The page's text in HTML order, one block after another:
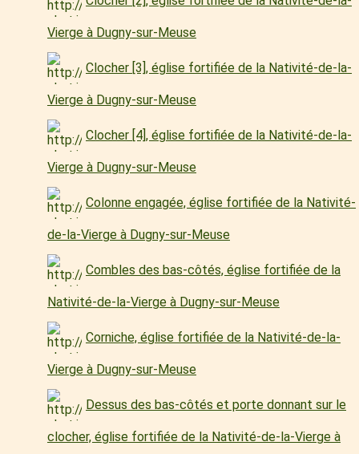
Vierge à Dugny-sur-Meuse
Clocher [3], église fortifiée de la Nativité-de-la-
Vierge à Dugny-sur-Meuse
Clocher [4], église fortifiée de la Nativité-de-la-
Vierge à Dugny-sur-Meuse
Colonne engagée, église fortifiée de la Nativité-
de-la-Vierge à Dugny-sur-Meuse
Combles des bas-côtés, église fortifiée de la
Nativité-de-la-Vierge à Dugny-sur-Meuse
Corniche, église fortifiée de la Nativité-de-la-
Vierge à Dugny-sur-Meuse
Dessus des bas-côtés et porte donnant sur le
clocher, église fortifiée de la Nativité-de-la-Vierge à